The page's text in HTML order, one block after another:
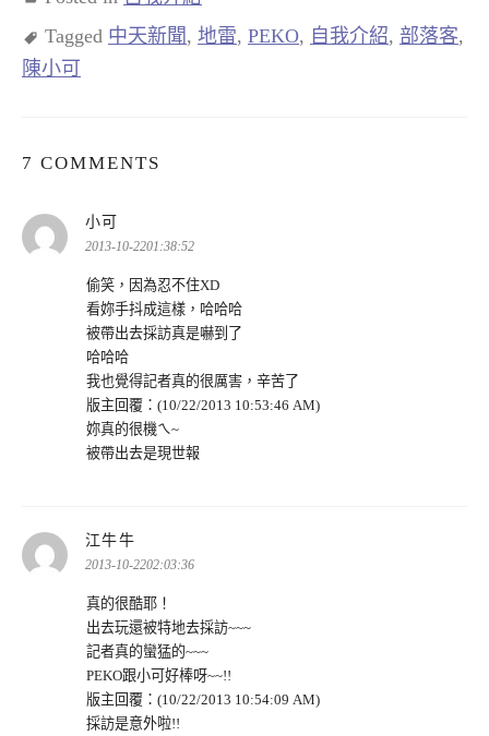
Tagged 中天新聞, 地雷, PEKO, 自我介紹, 部落客,
陳小可
7 COMMENTS
小可
示:
2013-10-2201:38:52
偷笑，因為忍不住XD
看妳手抖成這樣，哈哈哈
被帶出去採訪真是嚇到了
哈哈哈
我也覺得記者真的很厲害，辛苦了
版主回覆：(10/22/2013 10:53:46 AM)
妳真的很機ㄟ~
被帶出去是現世報
江牛牛
示:
2013-10-2202:03:36
真的很酷耶！
出去玩還被特地去採訪~~~
記者真的蠻猛的~~~
PEKO跟小可好棒呀~~!!
版主回覆：(10/22/2013 10:54:09 AM)
採訪是意外啦!!